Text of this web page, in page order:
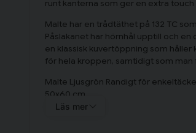
runt kanterna som ger en extra
Malte har en trådtäthet på 132 TC
Påslakanet har hörnhål upptill och
en klassisk kuvertöppning som håller
för hela kroppen, samtidigt som
Malte Ljusgrön Randigt för
50x60 cm.
Läs mer